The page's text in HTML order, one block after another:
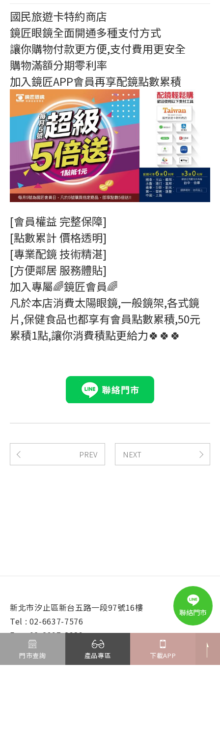
國民旅遊卡特約商店
鏡匠眼鏡全面開通多種支付方式
讓你購物付款更方便,支付費用更安全
購物滿額分期零利率
加入鏡匠APP會員再享配鏡點數累積
[會員權益 完整保障]
[點數累計 價格透明]
[專業配鏡 技術精湛]
[方便鄰居 服務體貼]
加入專屬🌈鏡匠會員🌈
凡於本店消費太陽眼鏡,一般鏡架,各式鏡
片,保健食品也都享有會員點數累積,50元
累積1點,讓你消費積點更給力🍀🍀🍀
PREV NEXT
新北市汐止區新台五路一段97號16樓
Tel : 02-6637-7576
Fax : 02-2697-2989
E-mail : kingcome@ms.formosa-opt.com.tw
聯絡門市
門市查詢 產品專區 下載APP